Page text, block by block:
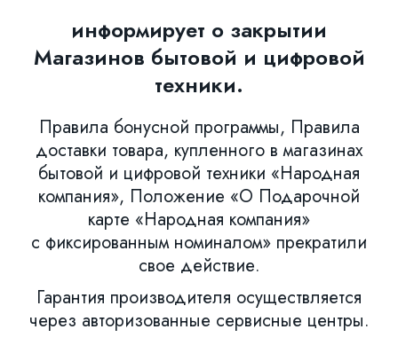
информирует о закрытии
Магазинов бытовой и цифровой
техники.
Правила бонусной программы, Правила
доставки товара, купленного в магазинах
бытовой и цифровой техники «Народная
компания», Положение «О Подарочной
карте «Народная компания»
с фиксированным номиналом» прекратили
свое действие.
Гарантия производителя осуществляется
через авторизованные сервисные центры.